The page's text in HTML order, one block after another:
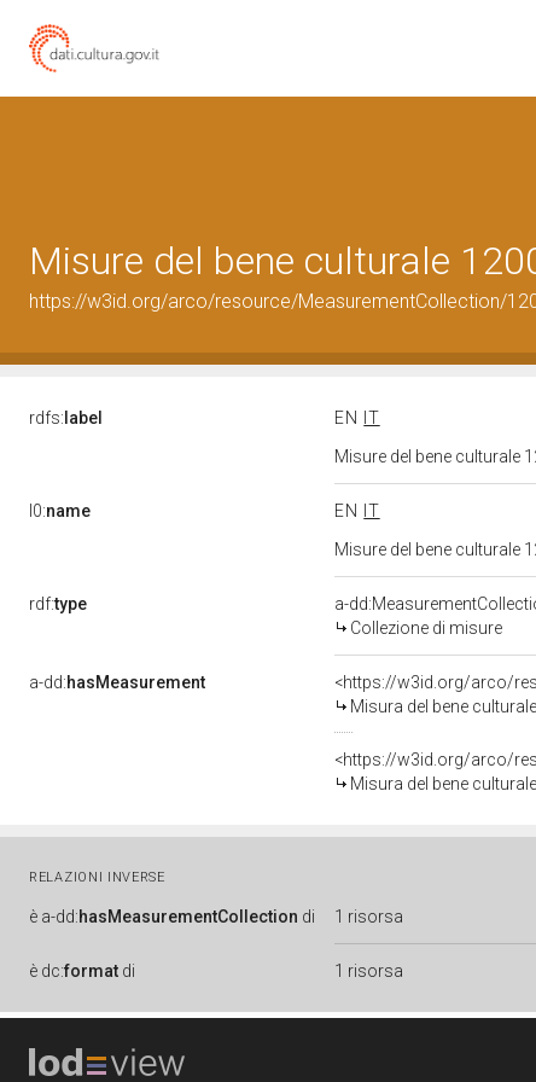
Misure del bene culturale
https://w3id.org/arco/resource/MeasurementCollection/
rdfs: label EN
IT
Misure del bene culturale
l0:name EN
IT
Misure del bene culturale
rdf:type
a-
Collezione di misure
a-dd:hasMeasurement
<https://w3id.org/arco/
Misura del bene
<https://w3id.org/arco/
Misura del bene
RELAZIONI INVERSE
è a-dd:hasMeasurementCollection di 1 risorsa
è dc:format di 1 risorsa